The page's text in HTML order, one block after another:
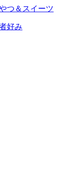
つ＆スイーツ
好み